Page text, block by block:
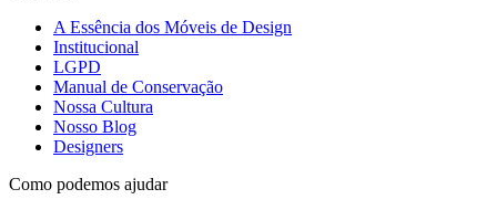
A Essência dos Móveis de Design
Institucional
LGPD
Manual de Conservação
Nossa Cultura
Nosso Blog
Designers
Como podemos ajudar